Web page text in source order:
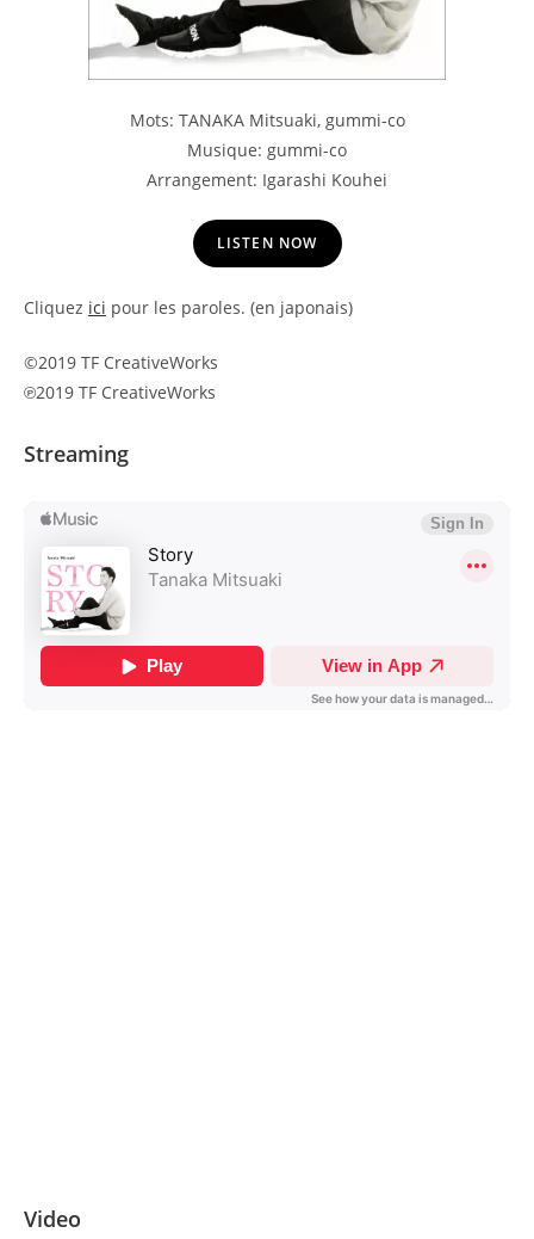
Mots: TANAKA Mitsuaki, gummi-co
Musique: gummi-co
Arrangement: Igarashi Kouhei
LISTEN NOW
Cliquez ici pour les paroles. (en japonais)
©2019 TF CreativeWorks
℗2019 TF CreativeWorks
Streaming
Video